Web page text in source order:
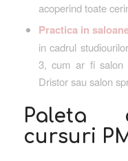
acoperind toate
Practica in
in cadrul
3, cum ar fi salon
Dristor sau salon
Paleta
cursuri